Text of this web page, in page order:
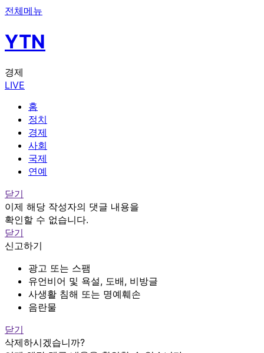
전체메뉴
YTN
경제
LIVE
홈
정치
경제
사회
국제
연예
닫기
이제 해당 작성자의 댓글 내용을
확인할 수 없습니다.
닫기
신고하기
광고 또는 스팸
유언비어 및 욕설, 도배, 비방글
사생활 침해 또는 명예훼손
음란물
닫기
삭제하시겠습니까?